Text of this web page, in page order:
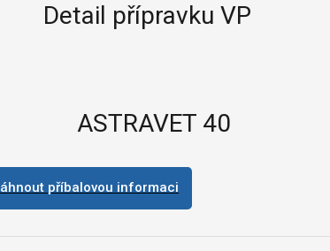
Detail přípravku VP
ASTRAVET 40
příbalovou informaci